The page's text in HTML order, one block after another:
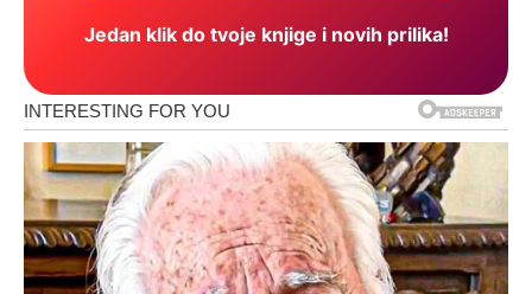
Jedan klik do tvoje knjige i novih prilika!